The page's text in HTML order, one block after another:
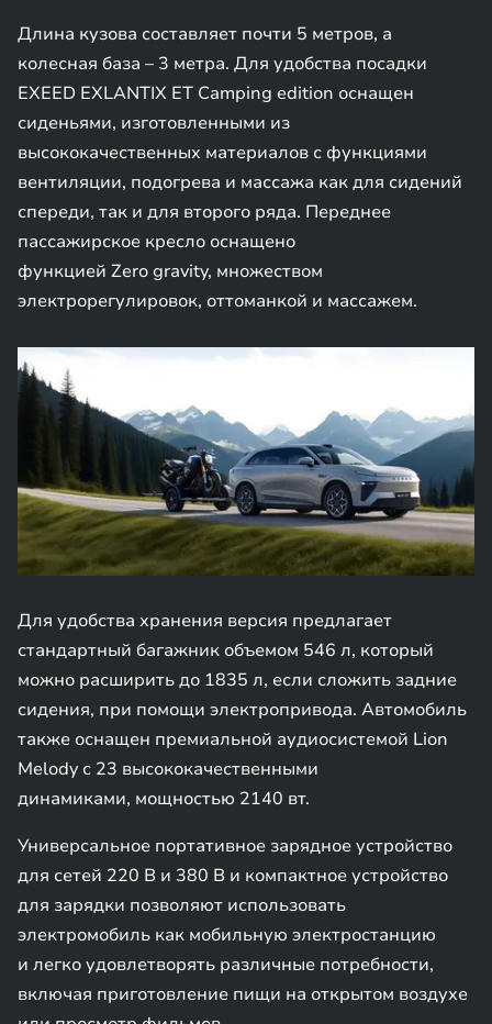
Длина кузова составляет почти 5 метров, а
колесная база – 3 метра. Для удобства посадки
EXEED EXLANTIX ET Camping edition оснащен
сиденьями, изготовленными из
высококачественных материалов с функциями
вентиляции, подогрева и массажа как для сидений
спереди, так и для второго ряда. Переднее
пассажирское кресло оснащено
функцией Zero gravity, множеством
электрорегулировок, оттоманкой и массажем.
Для удобства хранения версия предлагает
стандартный багажник объемом 546 л, который
можно расширить до 1835 л, если сложить задние
сидения, при помощи электропривода. Автомобиль
также оснащен премиальной аудиосистемой Lion
Melody с 23 высококачественными
динамиками, мощностью 2140 вт.
Универсальное портативное зарядное устройство
для сетей 220 В и 380 В и компактное устройство
для зарядки позволяют использовать
электромобиль как мобильную электростанцию
и легко удовлетворять различные потребности,
включая приготовление пищи на открытом воздухе